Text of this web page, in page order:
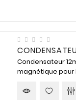
Condensateur
magnétique pour